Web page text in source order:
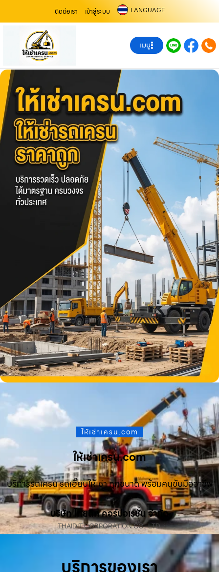
ติดต่อเรา เข้าสู่ระบบ LANGUAGE
เมนู
ให้เช่าเครน.com
ให้เช่าเครน.com
บริการรถเครน รถเฮี๊ยบให้เช่า ทุกขนาด พร้อมคนขับมืออาชีพ
บริษัท ไทยดิท คอร์ปอเรชั่น จำกัด
THAIDIT CORPORATION CO., LTD.